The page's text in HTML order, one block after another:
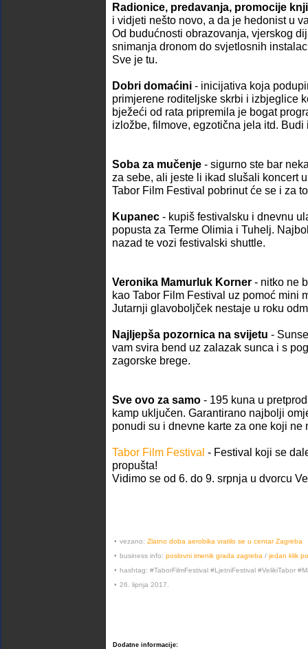
Radionice, predavanja, promocije
i vidjeti nešto novo, a da je hedonist u
Od budućnosti obrazovanja, vjerskog
snimanja dronom do svjetlosnih
Sve je tu.
Dobri domaćini - inicijativa koja
primjerene roditeljske skrbi i izbjeglice
bježeći od rata pripremila je bogat
izložbe, filmove, egzotična jela itd. Budi
Soba za mučenje - sigurno ste bar
za sebe, ali jeste li ikad slušali koncert
Tabor Film Festival pobrinut će se i za
Kupanec - kupiš festivalsku i dnevnu
popusta za Terme Olimia i Tuhelj.
nazad te vozi festivalski shuttle.
Veronika Mamurluk Korner - nitko ne
kao Tabor Film Festival uz pomoć mini
Jutarnji glavoboljček nestaje u roku
Najljepša pozornica na svijetu -
vam svira bend uz zalazak sunca i s
zagorske brege.
Sve ovo za samo - 195 kuna u
kamp uključen. Garantirano najbolji
ponudi su i dnevne karte za one koji ne
Tabor Film Festival - Festival koji se
propušta!
Vidimo se od 6. do 9. srpnja u dvorcu
• vezano: Zlatno doba aerobika vratilo se u centar Zagreba
• business info: poslovni imenik grada zagreba / jedan klik
• hashtag: #TaborFilmFestival #LjetniFestival #VelikiTabor
• 26. lipnja 2017.
Dodatne informacije: